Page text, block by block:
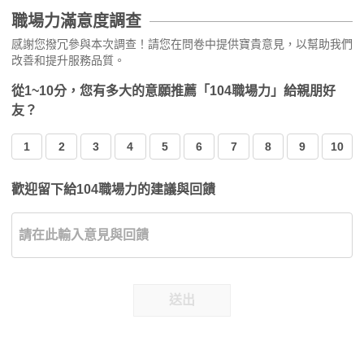
職場力滿意度調查
感謝您撥冗參與本次調查！請您在問卷中提供寶貴意見，以幫助我們
改善和提升服務品質。
從1~10分，您有多大的意願推薦「104職場力」給親朋好
友？
1 2 3 4 5 6 7 8 9 10
歡迎留下給104職場力的建議與回饋
送出